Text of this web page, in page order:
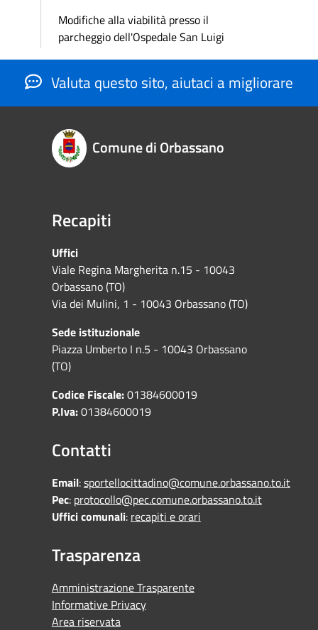
Modifiche alla viabilità presso il
parcheggio dell'Ospedale San Luigi
Valuta questo sito, aiutaci a migliorare
Comune di Orbassano
Recapiti
Uffici
Viale Regina Margherita n.15 - 10043
Orbassano (TO)
Via dei Mulini, 1 - 10043 Orbassano (TO)
Sede istituzionale
Piazza Umberto I n.5 - 10043 Orbassano
(TO)
Codice Fiscale:01384600019
P.Iva:01384600019
Contatti
Email:sportellocittadino@comune.orbassano.to.it
Pec: protocollo@pec.comune.orbassano.to.it
Uffici comunali: recapiti e orari
Trasparenza
Amministrazione Trasparente
Informative Privacy
Area riservata